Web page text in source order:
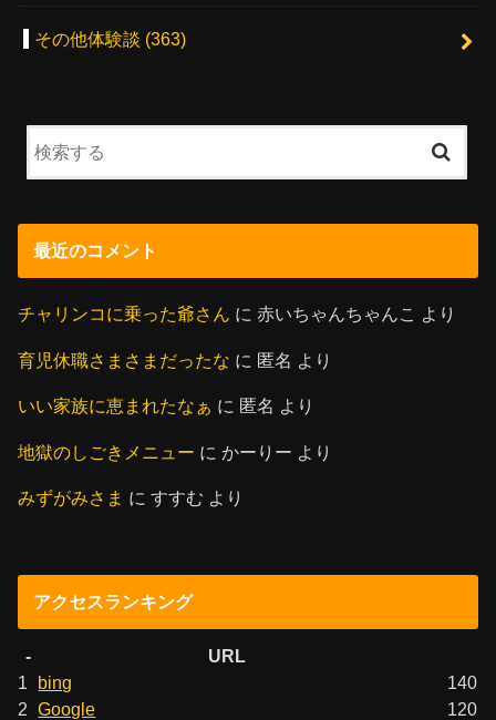
その他体験談 (363)
最近のコメント
チャリンコに乗った爺さん に赤いちゃんちゃんこ より
育児休職さまさまだったな に 匿名 より
いい家族に恵まれたなぁ に 匿名 より
地獄のしごきメニュー にかーりー より
みずがみさま にすすむ より
アクセスランキング
-
URL
1
bing
140
2 Google
120